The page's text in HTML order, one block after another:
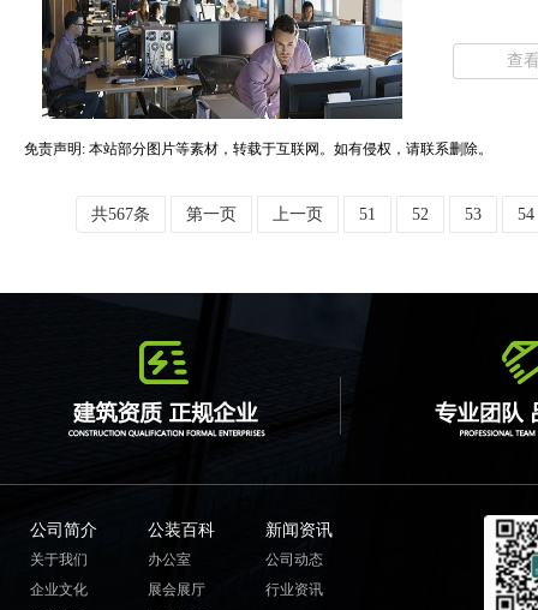
查
免责声明: 本站部分图片等素材，转载于互联网。如有侵权，请联系删除。
共567条 第一页 上一页 51 52 53 54
公司简介
关于我们
企业文化
公装百科
办公室
展会展厅
新闻资讯
公司动态
行业资讯